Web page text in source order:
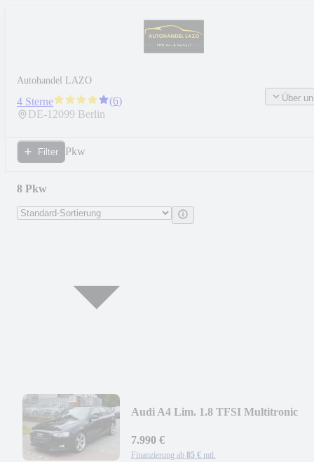
Autohandel LAZO
4 Sterne (6)
DE-12099 Berlin
Über
Filter Pkw
8 Pkw
Audi A4 Lim. 1.8 TFSI Multitronic
7.990 €
Finanzierung ab 85 € mtl.